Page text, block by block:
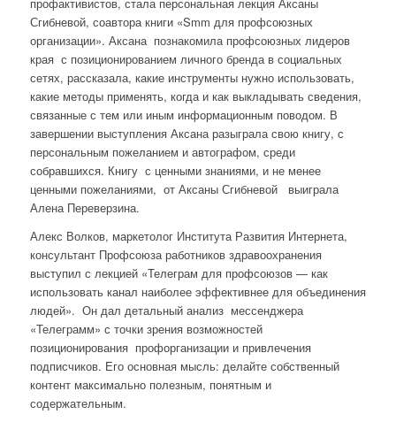
профактивистов, стала персональная лекция Аксаны
Сгибневой, соавтора книги «Smm для профсоюзных
организации». Аксана познакомила профсоюзных лидеров
края с позиционированием личного бренда в социальных
сетях, рассказала, какие инструменты нужно использовать,
какие методы применять, когда и как выкладывать сведения,
связанные с тем или иным информационным поводом. В
завершении выступления Аксана разыграла свою книгу, с
персональным пожеланием и автографом, среди
собравшихся. Книгу с ценными знаниями, и не менее
ценными пожеланиями, от Аксаны Сгибневой выиграла
Алена Переверзина.
Алекс Волков, маркетолог Института Развития Интернета,
консультант Профсоюза работников здравоохранения
выступил с лекцией «Телеграм для профсоюзов — как
использовать канал наиболее эффективнее для объединения
людей». Он дал детальный анализ мессенджера
«Телеграмм» с точки зрения возможностей
позиционирования профорганизации и привлечения
подписчиков. Его основная мысль: делайте собственный
контент максимально полезным, понятным и
содержательным.